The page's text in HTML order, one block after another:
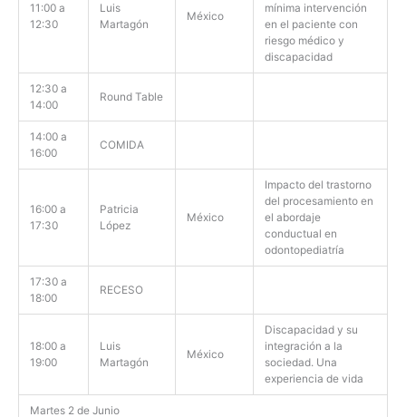
11:00 a
12:30
Luis
Martagón
México
mínima intervención
en el paciente con
riesgo médico y
discapacidad
12:30 a
14:00
Round Table
14:00 a
16:00
COMIDA
16:00 a
17:30
Patricia
López
México
Impacto del trastorno
del procesamiento en
el abordaje
conductual en
odontopediatría
17:30 a
18:00
RECESO
18:00 a
19:00
Luis
Martagón
México
Discapacidad y su
integración a la
sociedad. Una
experiencia de vida
Martes 2 de Junio